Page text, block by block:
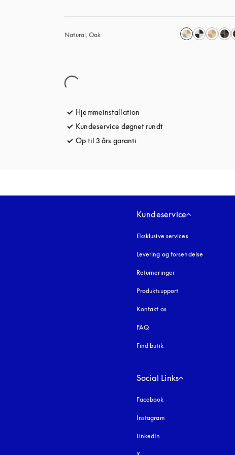
Natural, Oak
Hjemmeinstallation
Kundeservice døgnet rundtåbnes under en ny fane
Op til 3 års garanti
Kundeservice
Eksklusive services
Levering og forsendelse
Returneringer
Produktsupport
Kontakt os
FAQ
Find butik
Social Links
Facebook
Instagram
LinkedIn